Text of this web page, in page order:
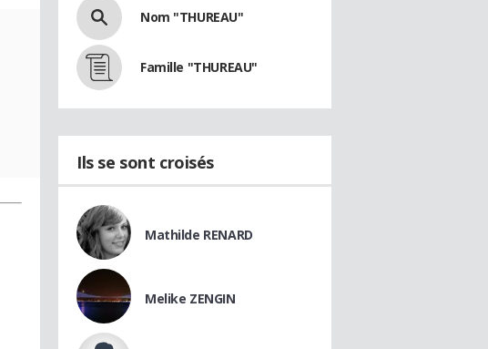
Nom "THUREAU"
Famille "THUREAU"
Ils se sont croisés
Mathilde RENARD
Melike ZENGIN